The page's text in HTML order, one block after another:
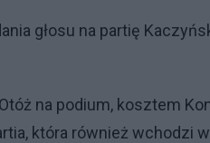
głosu na partię
na podium, kosztem
która również wchodzi